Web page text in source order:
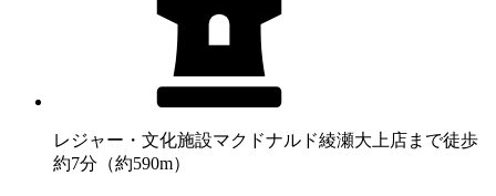
レジャー・文化施設マクドナルド綾瀬大上店まで徒歩
約7分（約590m）